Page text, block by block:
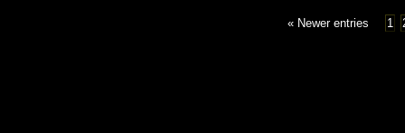
« Newer entries 1